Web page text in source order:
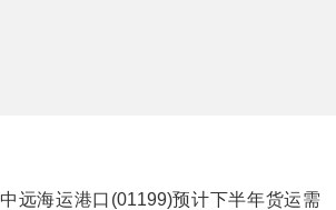
中远海运港口(01199)预计下半年货运需